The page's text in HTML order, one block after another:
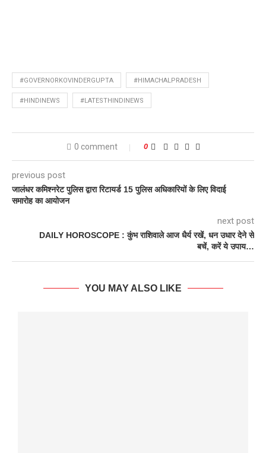
#GOVERNORKOVINDERGUPTA #HIMACHALPRADESH
#HINDINEWS #LATESTHINDINEWS
0 comment 0
previous post
जालंधर कमिश्नरेट पुलिस द्वारा रिटायर्ड 15 पुलिस अधिकारियों के लिए विदाई
समारोह का आयोजन
next post
DAILY HOROSCOPE : कुंभ राशिवाले आज धैर्य रखें, धन उधार देने से
बचें, करें ये उपाय…
YOU MAY ALSO LIKE